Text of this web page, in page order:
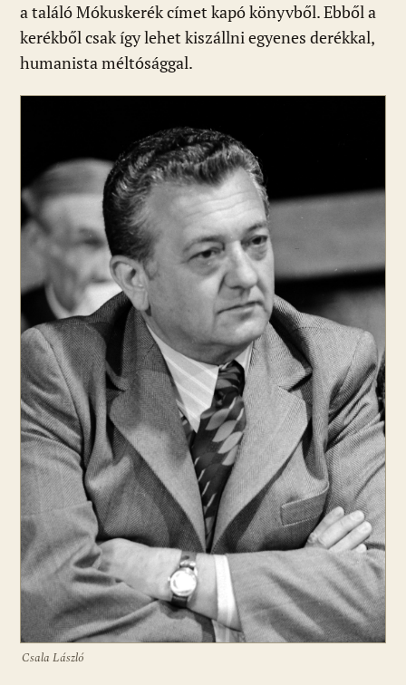
a találó Mókuskerék címet kapó könyvből. Ebből a
kerékből csak így lehet kiszállni egyenes derékkal,
humanista méltósággal.
Csala László